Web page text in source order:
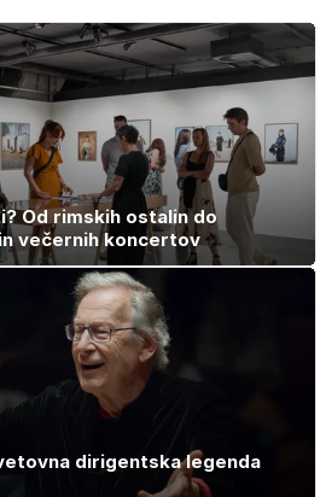
Od rimskih ostalin do
večernih koncertov
dirigentska legenda